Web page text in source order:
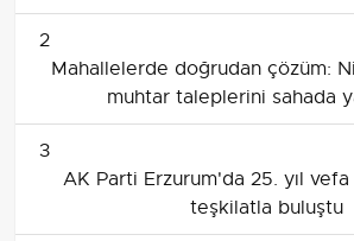
2
Mahallelerde doğrudan çözüm:
muhtar taleplerini sahada
3
AK Parti Erzurum'da 25. yıl vefa
teşkilatla buluştu